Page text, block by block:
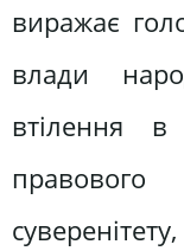
виражає
влади
втілення